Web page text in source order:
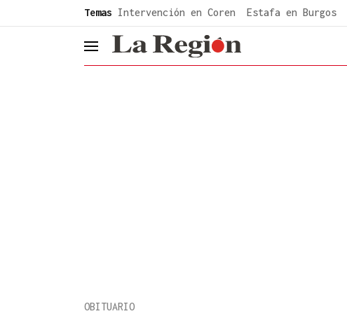
Temas Intervención en Coren Estafa en Burgos
header.menu.open
OBITUARIO